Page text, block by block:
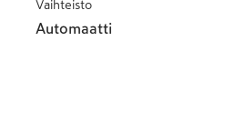
Vaihteisto
Automaatti